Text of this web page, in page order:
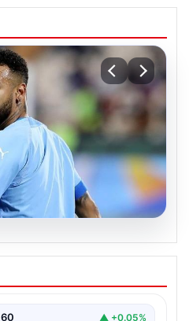
Neymar’ın
coşkusu ve sahadaki
▲ +0.05%